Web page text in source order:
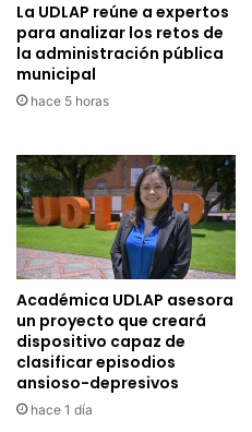
La UDLAP reúne a expertos
para analizar los retos de
la administración pública
municipal
hace 5 horas
Académica UDLAP asesora
un proyecto que creará
dispositivo capaz de
clasificar episodios
ansioso-depresivos
hace 1 día